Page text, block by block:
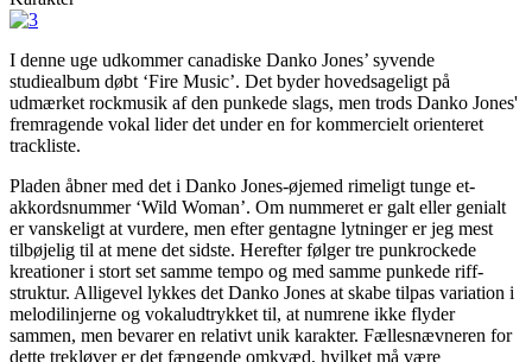
I denne uge udkommer canadiske Danko Jones’ syvende
studiealbum døbt ‘Fire Music’. Det byder hovedsageligt på
udmærket rockmusik af den punkede slags, men trods Danko Jones'
fremragende vokal lider det under en for kommercielt orienteret
trackliste.
Pladen åbner med det i Danko Jones-øjemed rimeligt tunge et-
akkordsnummer ‘Wild Woman’. Om nummeret er galt eller genialt
er vanskeligt at vurdere, men efter gentagne lytninger er jeg mest
tilbøjelig til at mene det sidste. Herefter følger tre punkrockede
kreationer i stort set samme tempo og med samme punkede riff-
struktur. Alligevel lykkes det Danko Jones at skabe tilpas variation i
melodilinjerne og vokaludtrykket til, at numrene ikke flyder
sammen, men bevarer en relativt unik karakter. Fællesnævneren for
dette trekløver er det fængende omkvæd, hvilket må være